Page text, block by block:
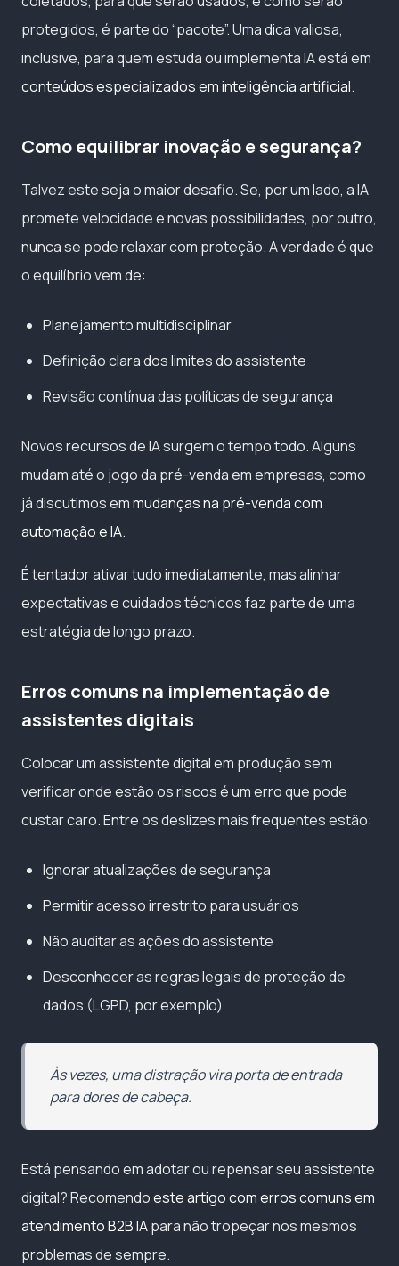
protegidos, é parte do “pacote”. Uma dica valiosa,
inclusive, para quem estuda ou implementa IA está em
conteúdos especializados em inteligência artificial.
Como equilibrar inovação e segurança?
Talvez este seja o maior desafio. Se, por um lado, a IA
promete velocidade e novas possibilidades, por outro,
nunca se pode relaxar com proteção. A verdade é que
o equilíbrio vem de:
Planejamento multidisciplinar
Definição clara dos limites do assistente
Revisão contínua das políticas de segurança
Novos recursos de IA surgem o tempo todo. Alguns
mudam até o jogo da pré-venda em empresas, como
já discutimos emmudanças na pré-venda com
automação e IA.
É tentador ativar tudo imediatamente, mas alinhar
expectativas e cuidados técnicos faz parte de uma
estratégia de longo prazo.
Erros comuns na implementação de
assistentes digitais
Colocar um assistente digital em produção sem
verificar onde estão os riscos é um erro que pode
custar caro. Entre os deslizes mais frequentes estão:
Ignorar atualizações de segurança
Permitir acesso irrestrito para usuários
Não auditar as ações do assistente
Desconhecer as regras legais de proteção de
dados (LGPD, por exemplo)
Às vezes, uma distração vira porta de entrada
para dores de cabeça.
Está pensando em adotar ou repensar seu assistente
digital? Recomendoeste artigo com erros comuns em
atendimento B2B IApara não tropeçar nos mesmos
problemas de sempre.